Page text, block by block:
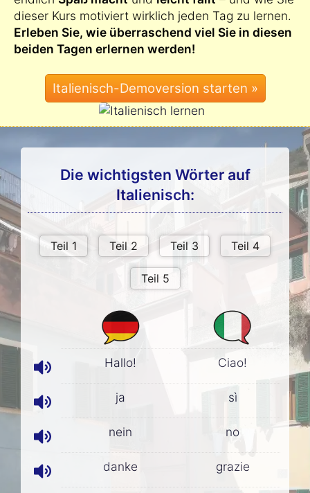
dieser Kurs motiviert wirklich jeden Tag zu lernen.
Erleben Sie, wie überraschend viel Sie in diesen
beiden Tagen erlernen werden!
Die wichtigsten Wörter auf
Italienisch:
Hallo! Ciao!
ja sì
nein no
danke grazie